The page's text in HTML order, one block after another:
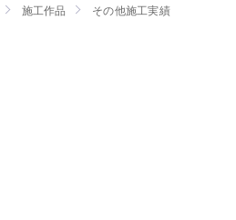
施工作品 その他施工実績